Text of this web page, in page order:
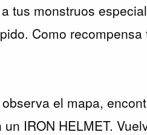
tus monstruos
Como
el mapa,
IRON HELMET.